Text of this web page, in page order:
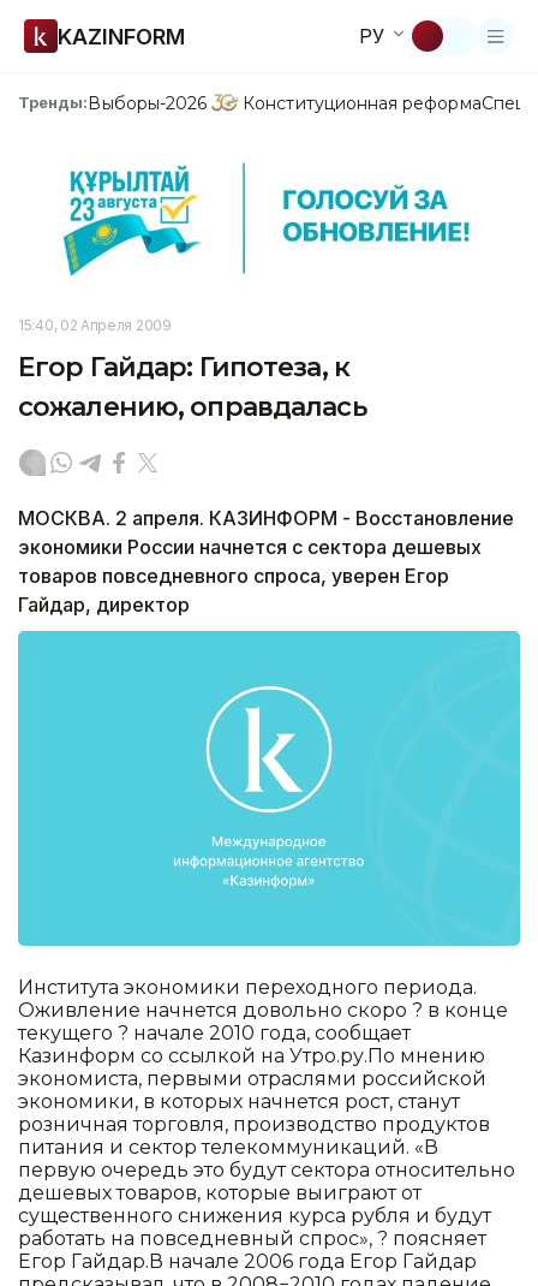
KAZINFORM РУ
Тренды:Выборы-2026 Конституционная реформа
15:40, 02 Апреля 2009
Егор Гайдар: Гипотеза, к
сожалению, оправдалась
МОСКВА. 2 апреля. КАЗИНФОРМ - Восстановление
экономики России начнется с сектора дешевых
товаров повседневного спроса, уверен Егор
Гайдар, директор
Института экономики переходного периода.
Оживление начнется довольно скоро ? в конце
текущего ? начале 2010 года, сообщает
Казинформ со ссылкой на Утро.ру.По мнению
экономиста, первыми отраслями российской
экономики, в которых начнется рост, станут
розничная торговля, производство продуктов
питания и сектор телекоммуникаций. «В
первую очередь это будут сектора относительно
дешевых товаров, которые выиграют от
существенного снижения курса рубля и будут
работать на повседневный спрос», ? поясняет
Егор Гайдар.В начале 2006 года Егор Гайдар